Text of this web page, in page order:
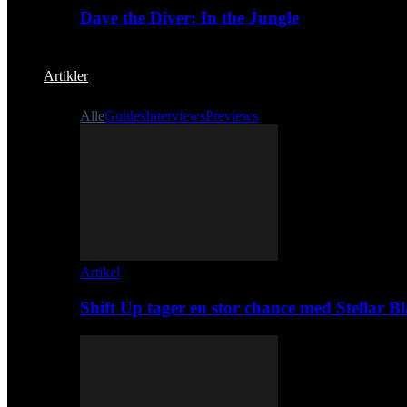
Dave the Diver: In the Jungle
Artikler
AlleGuidesInterviewsPreviews
Artikel
Shift Up tager en stor chance med Stellar